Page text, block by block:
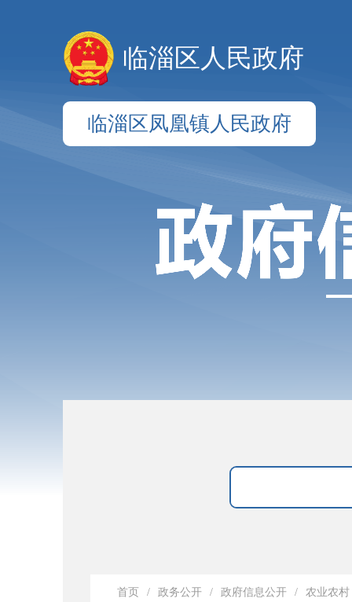
临淄区人民政府
临淄区凤凰镇人民政府
首页 / 政务公开 / 政府信息公开 / 农业农村